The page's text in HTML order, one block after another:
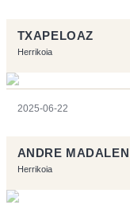
TXAPELOAZ
Herrikoia
2025-06-22
ANDRE MADALEN
Herrikoia